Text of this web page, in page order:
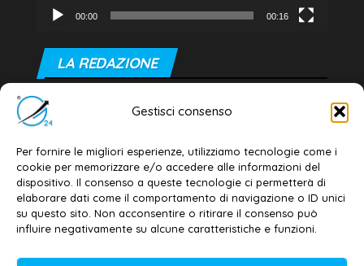
Gestisci consenso
Per fornire le migliori esperienze, utilizziamo tecnologie come i
cookie per memorizzare e/o accedere alle informazioni del
dispositivo. Il consenso a queste tecnologie ci permetterà di
elaborare dati come il comportamento di navigazione o ID unici
su questo sito. Non acconsentire o ritirare il consenso può
influire negativamente su alcune caratteristiche e funzioni.
00:00 00:16
LA REDAZIONE
Editore e direttore responsabile:
Dott. Daniele G. Masciullo
Email: redazione@galatina24.it
Contatti –Disclaimer
Privacy policy –Cookie policy